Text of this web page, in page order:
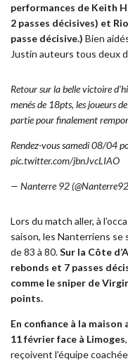
performances de Keith
2 passes décisives) et
passe décisive.) Bien
Justin auteurs tous deux
Retour sur la belle victoire
menés de 18pts, les joueurs
partie pour finalement
Rendez-vous samedi 08/04
pic.twitter.com/jbnJvcLIAO
— Nanterre 92
Lors du match aller, à
saison, les Nanterriens se
de 83 à 80.Sur la Côte
rebonds et 7 passes
comme le sniper de
points.
En confiance à la
11 février face à Limoges
reçoivent l’équipe